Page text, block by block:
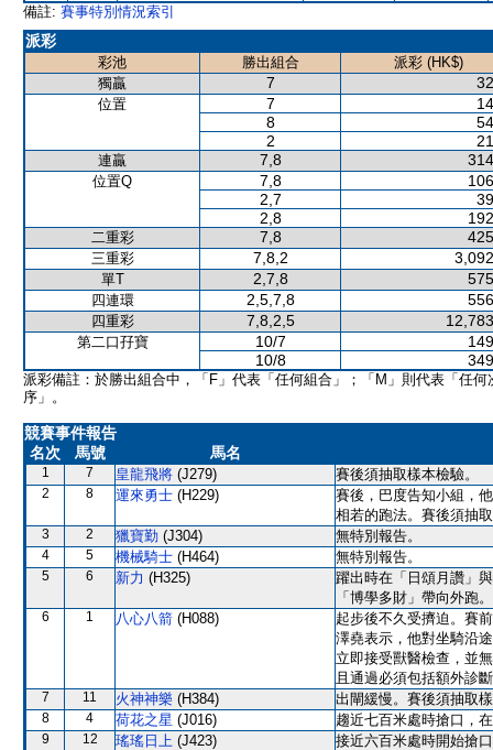
備註: 賽事特別情況索引
派彩
彩池 勝出組合
派彩 (HK$)
獨贏
7
位置 7
8
2
連贏 7,8
位置Q 7,8
2,7
2,8
二重彩 7,8
三重彩 7,8,2
單T 2,7,8
四連環 2,5,7,8
四重彩 7,8,2,5
第二口孖寶 10/7
10/8
派彩備註：於勝出組合中，「F」代表「任何組合」；「M」則代表「任何
序」。
競賽事件報告
名次
馬號 馬名
1 7 皇龍飛將 (J279) 賽後須抽取樣本檢驗。
2 8 運來勇士 (H229)
賽後，巴度告知小組，
相若的跑法。賽後須抽
3 2 獵寶勤 (J304) 無特別報告。
4 5 機械騎士 (H464) 無特別報告。
5 6 新力 (H325)
躍出時在「日頌月讚」
「博學多財」帶向外跑。
6 1 八心八箭 (H088)
起步後不久受擠迫。賽
澤堯表示，他對坐騎沿
立即接受獸醫檢查，並
且通過必須包括額外診
7 11 火神神樂 (H384) 出閘緩慢。賽後須抽取
8 4 荷花之星 (J016) 趨近七百米處時搶口，
9 12 瑤瑤日上 (J423) 接近六百米處時開始搶